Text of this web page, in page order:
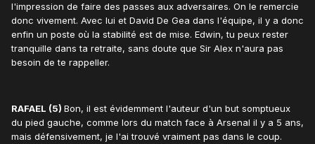
l'impression de faire des passes aux adversaires. On le remercie
donc vivement. Avec lui et David De Gea dans l'équipe, il y a donc
enfin un poste où la stabilité est de mise. Edwin, tu peux rester
tranquille dans ta retraite, sans doute que Sir Alex n'aura pas
besoin de te rappeller.
RAFAEL (5) Bon, il est évidemment l'auteur d'un but somptueux
du pied gauche, comme lors du match face à Arsenal il y a 5 ans,
mais défensivement, je l'ai trouvé vraiment pas dans le coup.